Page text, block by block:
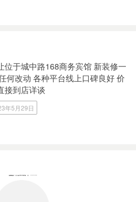
位于城中路168商务宾馆 新装修一
何改动 各种平台线上口碑良好 价
接到店详谈
年5月29日